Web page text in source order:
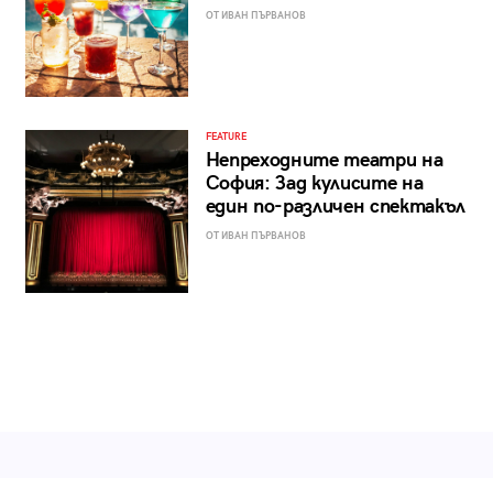
ОТ ИВАН ПЪРВАНОВ
FEATURE
Непреходните театри на
София: Зад кулисите на
един по-различен спектакъл
ОТ ИВАН ПЪРВАНОВ